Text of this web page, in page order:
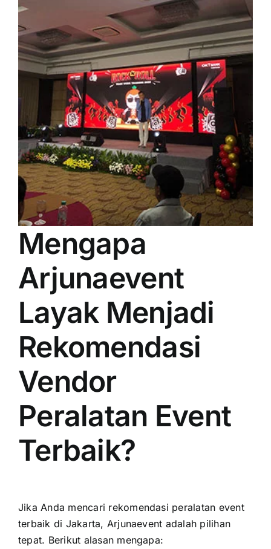
Mengapa
Arjunaevent
Layak Menjadi
Rekomendasi
Vendor
Peralatan Event
Terbaik?
Jika Anda mencari rekomendasi peralatan event
terbaik di Jakarta, Arjunaevent adalah pilihan
tepat. Berikut alasan mengapa: